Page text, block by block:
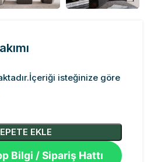
isteğinize göre
EKLE
Bilgi / Sipariş Hattı